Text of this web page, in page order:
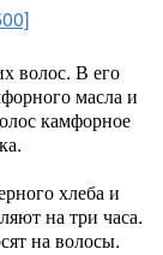
волос. В его
масла и
камфорное
хлеба и
на три часа.
на волосы.